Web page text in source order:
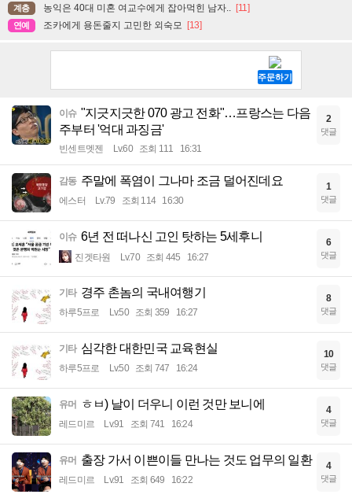
계층 농익은 40대 미혼 여교수에게 잡아먹힌 남자.. [11]
연예 조카에게 용돈줄지 고민한 외숙모 [13]
이슈 "지긋지긋한 070 광고 전화"…프랑스는 다음
주부터 '억대 과징금'
빈센트멧젠 Lv.60 조회 111 16:31
2
댓글
감동 주말에 폭염이 그나마 조금 덜어진데요
에스터 Lv.79 조회 114 16:30
1
댓글
이슈 6년 전 떠나신 고인 탓하는 5세후니
진겟타원 Lv.70 조회 445 16:27
6
댓글
기타 경주 촌놈의 국내여행기
하루5프로 Lv.50 조회 359 16:27
8
댓글
기타 심각한 대한민국 교육현실
하루5프로 Lv.50 조회 747 16:24
10
댓글
유머 ㅎㅂ) 날이 더우니 이런 것만 보니에
레드미르 Lv.91 조회 741 16:24
4
댓글
유머 출장 가서 이쁜이들 만나는 것도 업무의 일환
레드미르 Lv.91 조회 649 16:22
4
댓글